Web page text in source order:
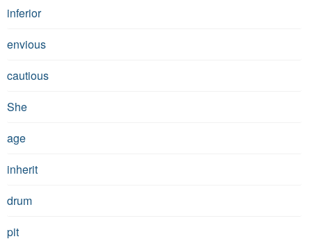
inferior
envious
cautious
She
age
inherit
drum
pit